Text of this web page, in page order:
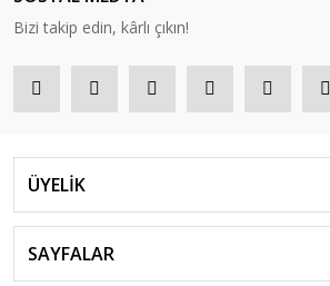
Bizi takip edin, kârlı çıkın!
ÜYELİK
SAYFALAR